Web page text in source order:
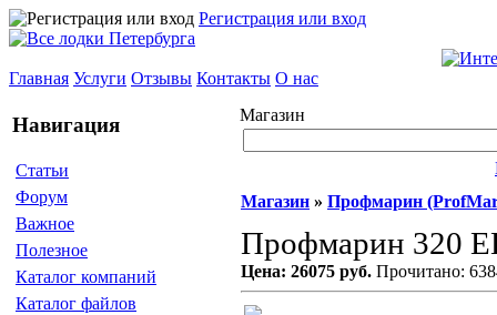
Регистрация или вход
Главная Услуги Отзывы Контакты О нас
Навигация
Статьи
Форум
Важное
Полезное
Каталог компаний
Каталог файлов
Магазин
Магазин » Профмарин
Профмарин 320
Цена: 26075 руб. Прочитано: